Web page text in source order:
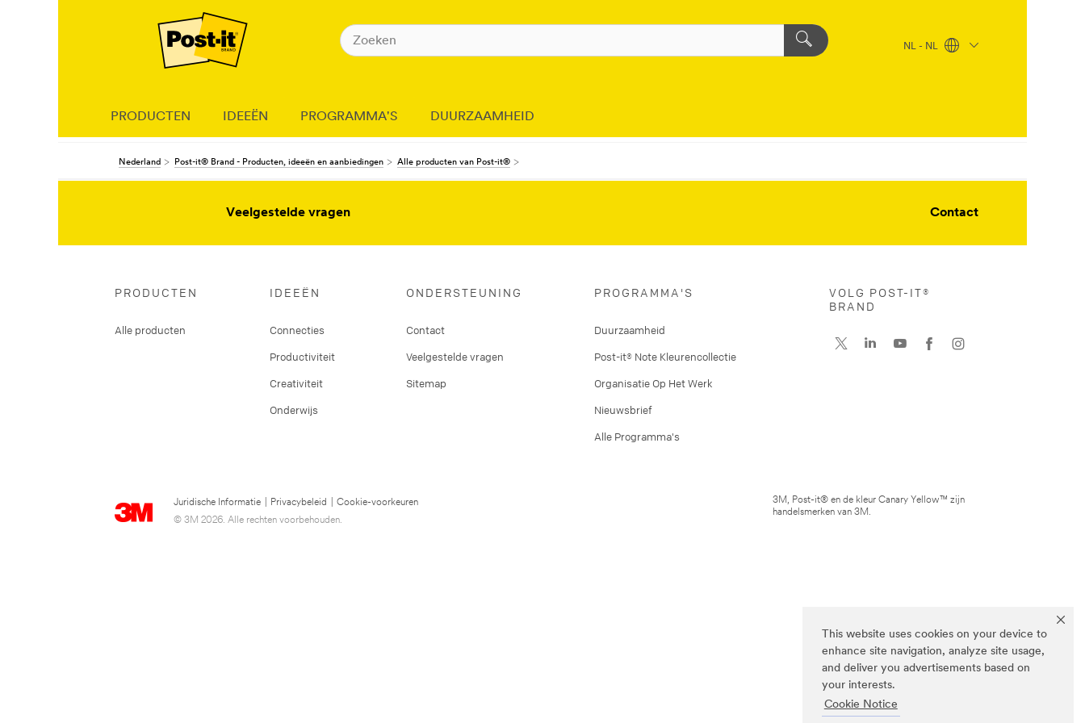
This website uses cookies on your device to
enhance site navigation, analyze site usage,
and deliver you advertisements based on
your interests.
Cookie Notice
NL - NL
PRODUCTEN IDEEËN PROGRAMMA'S DUURZAAMHEID
Nederland Post-it® Brand - Producten, ideeën en aanbiedingen Alle producten van Post-it®
Veelgestelde vragen Contact
PRODUCTEN
Alle producten
IDEEËN
Connecties
Productiviteit
Creativiteit
Onderwijs
ONDERSTEUNING
Contact
Veelgestelde vragen
Sitemap
PROGRAMMA'S
Duurzaamheid
Post-it® Note Kleurencollectie
Organisatie Op Het Werk
Nieuwsbrief
Alle Programma's
Juridische Informatie Privacybeleid
Cookie-voorkeuren
© 3M 2026. Alle rechten voorbehouden.
VOLG POST-IT®
BRAND
3M, Post-it® en de kleur Canary Yellow™ zijn
handelsmerken van 3M.